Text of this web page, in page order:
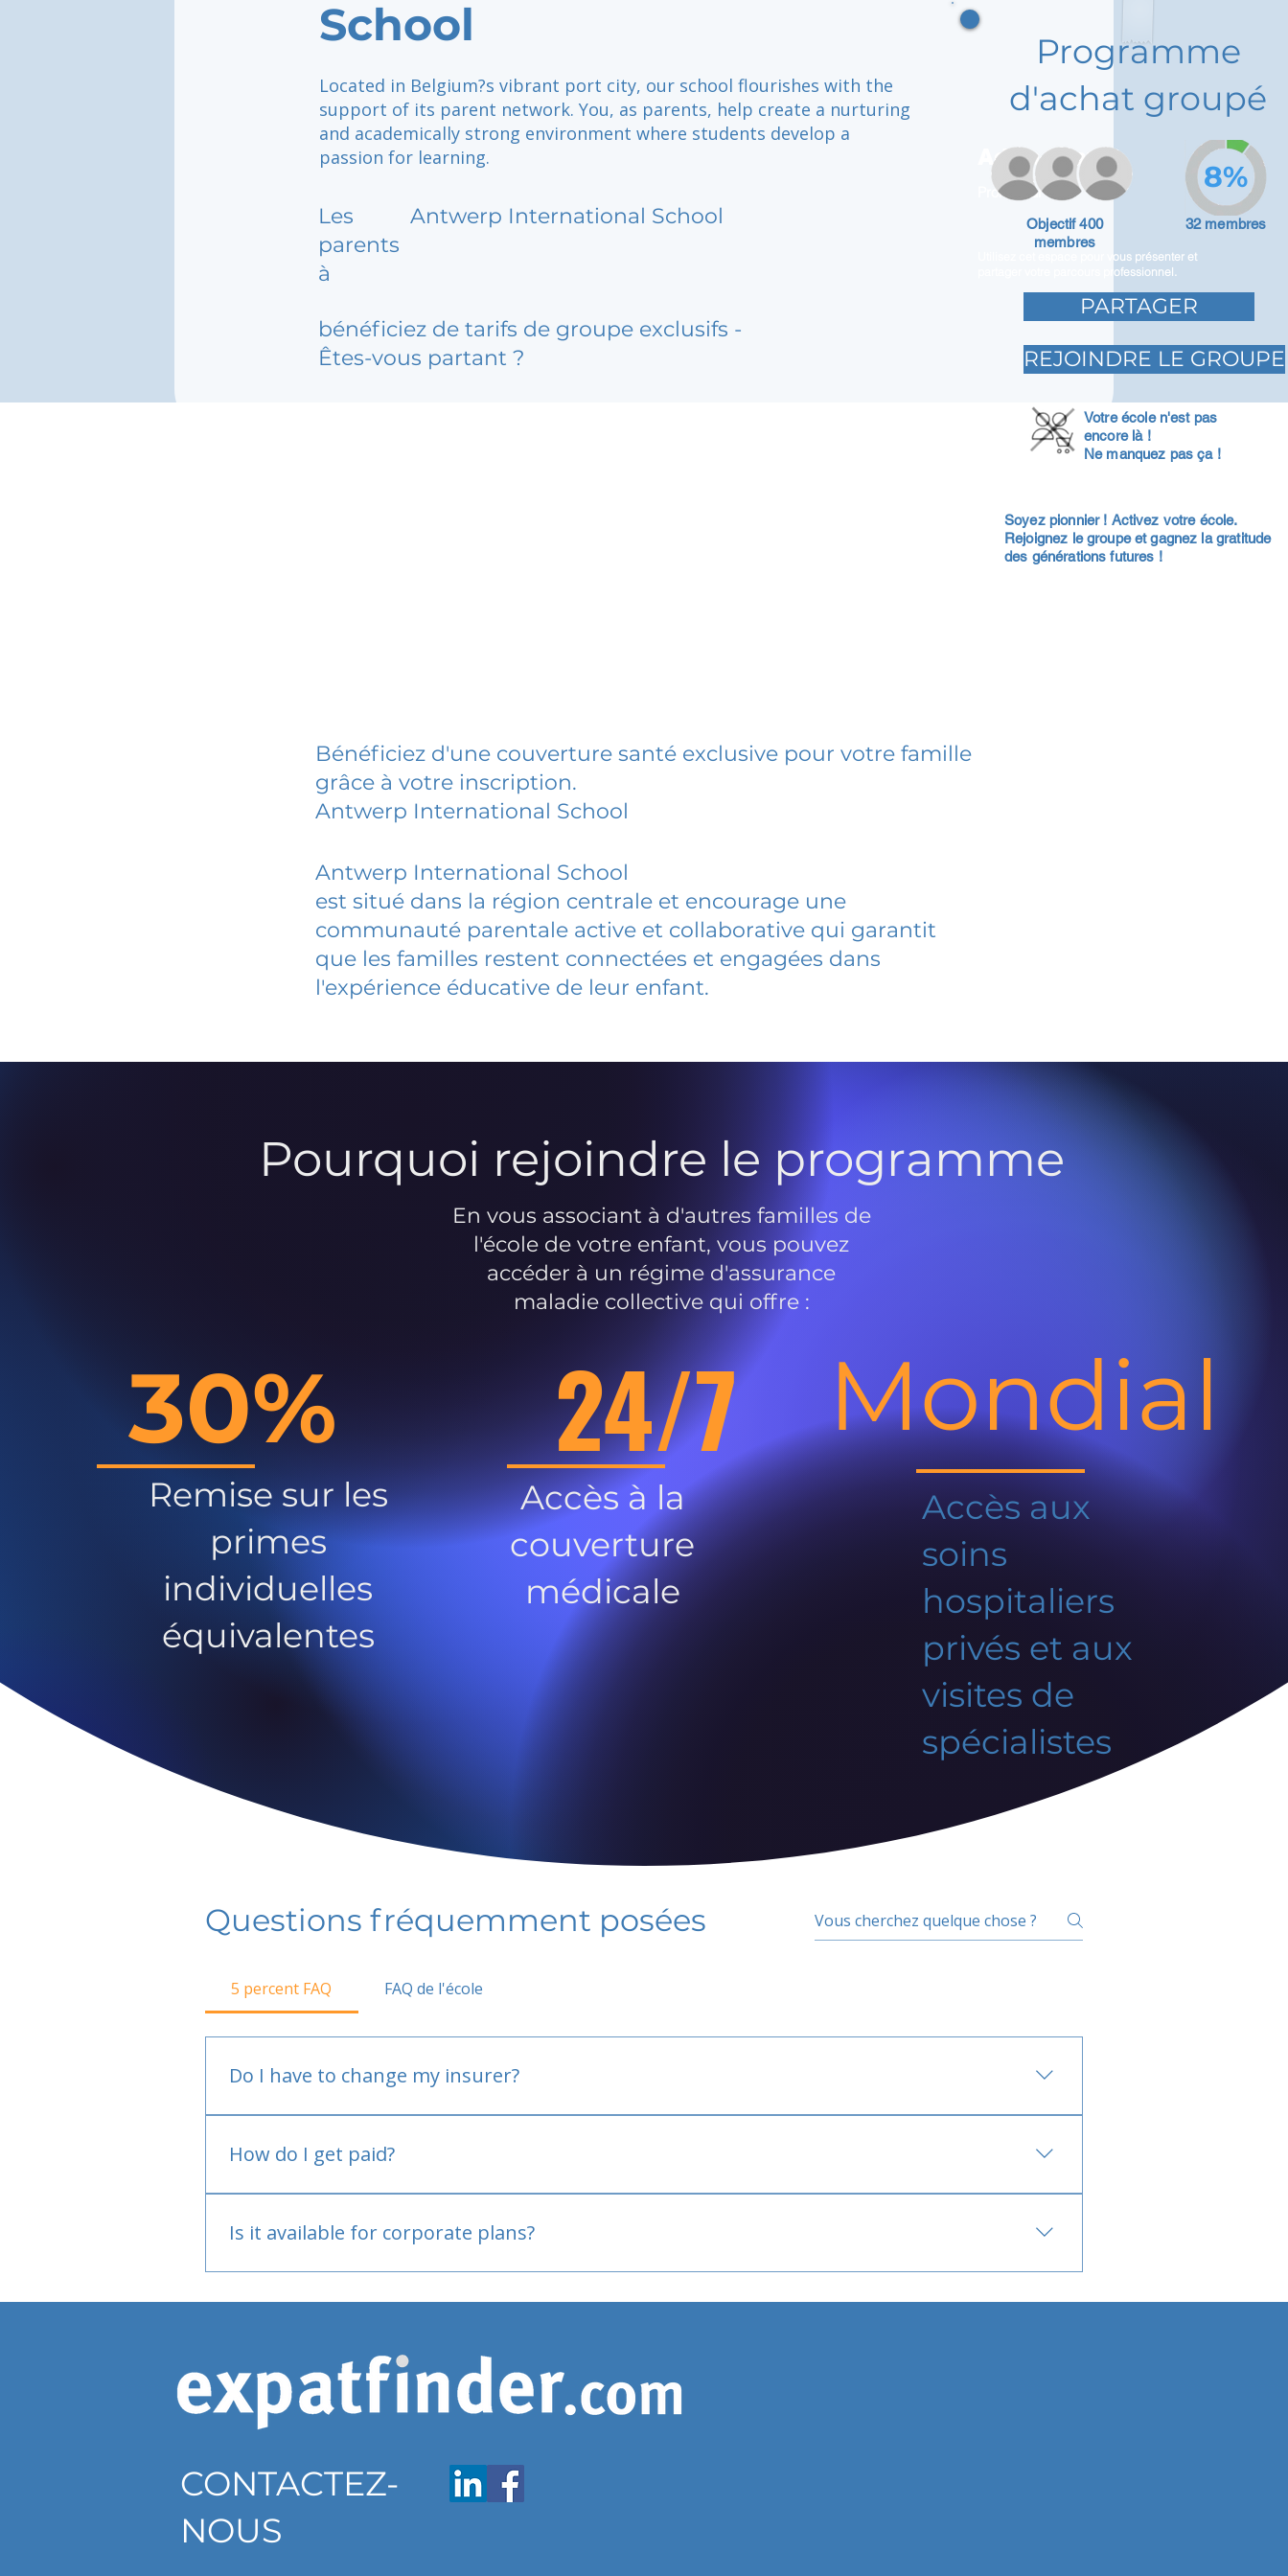
School
Located in Belgium?s vibrant port city, our school flourishes with the
support of its parent network. You, as parents, help create a nurturing
and academically strong environment where students develop a
passion for learning.
Les
parents
à
Antwerp International School
bénéficiez de tarifs de groupe exclusifs -
Êtes-vous partant ?
Adam Caar
Promoteur
Utilisez cet espace pour vous présenter et
partager votre parcours professionnel.
Programme
d'achat groupé
Objectif 400
membres
32 membres
8%
PARTAGER
REJOINDRE LE GROUPE
Votre école n'est pas
encore là !
Ne manquez pas ça !
Soyez pionnier ! Activez votre école.
Rejoignez le groupe et gagnez la gratitude
des générations futures !
Bénéficiez d'une couverture santé exclusive pour votre famille
grâce à votre inscription.
Antwerp International School
Antwerp International School
est situé dans la région centrale et encourage une
communauté parentale active et collaborative qui garantit
que les familles restent connectées et engagées dans
l'expérience éducative de leur enfant.
Pourquoi rejoindre le programme
En vous associant à d'autres familles de
l'école de votre enfant, vous pouvez
accéder à un régime d'assurance
maladie collective qui offre :
30%
Remise sur les
primes
individuelles
équivalentes
24/7
Accès à la
couverture
médicale
Mondial
Accès aux
soins
hospitaliers
privés et aux
visites de
spécialistes
Questions fréquemment posées
5 percent FAQ FAQ de l'école
Do I have to change my insurer?
How do I get paid?
Is it available for corporate plans?
CONTACTEZ-
NOUS